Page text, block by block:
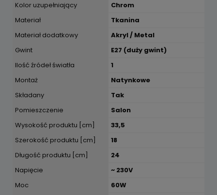
Kolor uzupełniający
Chrom
Materiał
Tkanina
Materiał dodatkowy
Akryl / Metal
Gwint
E27 (duży gwint)
Ilość źródeł światła
1
Montaż
Natynkowe
Składany
Tak
Pomieszczenie
Salon
Wysokość produktu [cm]
33,5
Szerokość produktu [cm]
18
Długość produktu [cm]
24
Napięcie
~ 230V
Moc
60W